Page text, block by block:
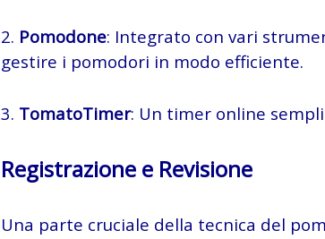
2. Pomodone: Integrato con vari
gestire i pomodori in modo efficiente.
3. TomatoTimer: Un timer online
Registrazione e Revisione
Una parte cruciale della tecnica del